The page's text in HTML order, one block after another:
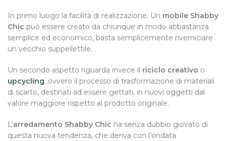
In primo luogo la facilità di realizzazione. Un mobile Shabby
Chic può essere creato da chiunque in modo abbastanza
semplice ed economico, basta semplicemente riverniciare
un vecchio suppellettile.
Un secondo aspetto riguarda invece il riciclo creativo o
upcycling, ovvero il processo di trasformazione di materiali
di scarto, destinati ad essere gettati, in nuovi oggetti dal
valore maggiore rispetto al prodotto originale.
L’arredamento Shabby Chic ha senza dubbio giovato di
questa nuova tendenza, che deriva con l’ondata